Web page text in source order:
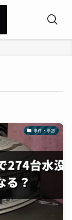
事件・事故